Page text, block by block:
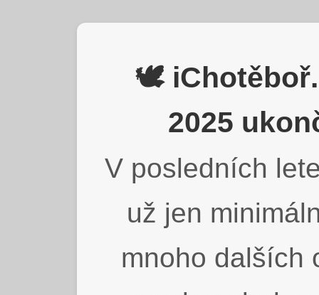
🕊️
2025
V posledních
už jen
mnoho dalších